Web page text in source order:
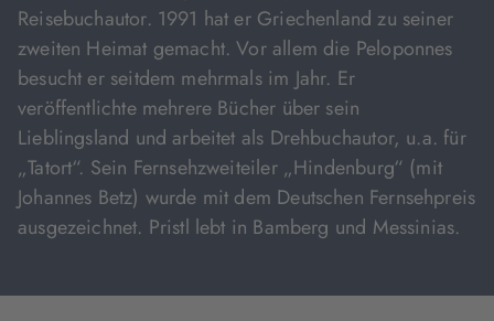
Reisebuchautor. 1991 hat er Griechenland zu seiner
zweiten Heimat gemacht. Vor allem die Peloponnes
besucht er seitdem mehrmals im Jahr. Er
veröffentlichte mehrere Bücher über sein
Lieblingsland und arbeitet als Drehbuchautor, u.a. für
„Tatort“. Sein Fernsehzweiteiler „Hindenburg“ (mit
Johannes Betz) wurde mit dem Deutschen Fernsehpreis
ausgezeichnet. Pristl lebt in Bamberg und Messinias.